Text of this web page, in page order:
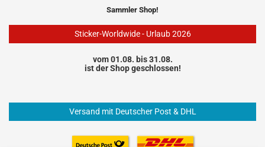
Sammler Shop!
Sticker-Worldwide - Urlaub 2026
vom 01.08. bis 31.08.
ist der Shop geschlossen!
Versand mit Deutscher Post & DHL